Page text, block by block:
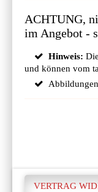
ACHTUNG,
im Angebot -
Hinweis:
und können vom
VERTRAG